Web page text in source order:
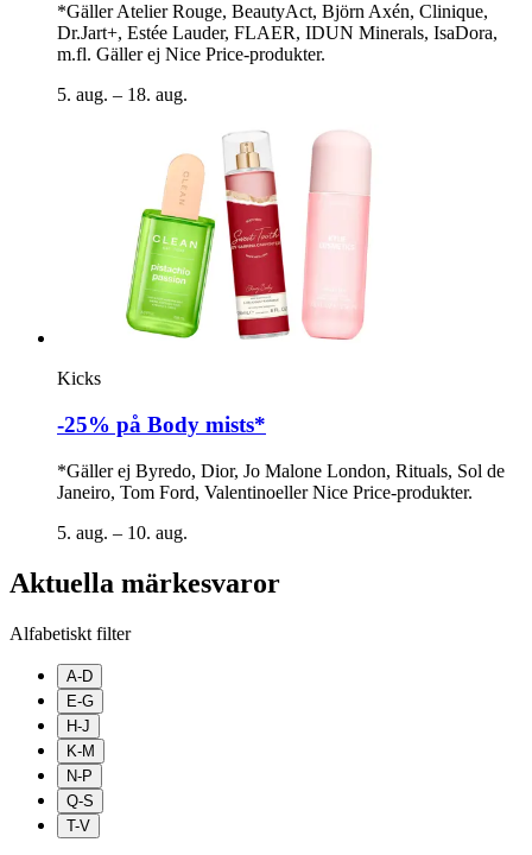
*Gäller Atelier Rouge, BeautyAct, Björn Axén, Clinique,
Dr.Jart+, Estée Lauder, FLAER, IDUN Minerals, IsaDora,
m.fl. Gäller ej Nice Price-produkter.
5. aug. – 18. aug.
Kicks
-25% på Body mists*
*Gäller ej Byredo, Dior, Jo Malone London, Rituals, Sol de
Janeiro, Tom Ford, Valentinoeller Nice Price-produkter.
5. aug. – 10. aug.
Aktuella märkesvaror
Alfabetiskt filter
A-D
E-G
H-J
K-M
N-P
Q-S
T-V